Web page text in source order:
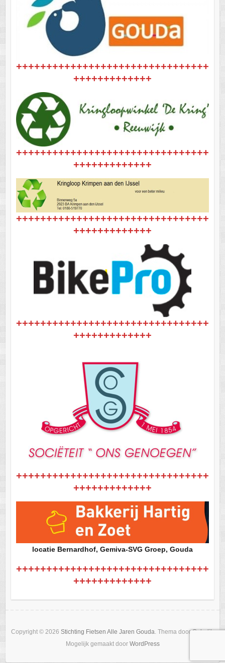
++++++++++++++++++++++++++++++++
+++++++++++++
++++++++++++++++++++++++++++++++
+++++++++++++
++++++++++++++++++++++++++++++++
+++++++++++++
++++++++++++++++++++++++++++++++
+++++++++++++
++++++++++++++++++++++++++++++++
+++++++++++++
locatie Bernardhof, Gemiva-SVG Groep, Gouda
++++++++++++++++++++++++++++++++
+++++++++++++
Copyright © 2026 Stichting Fietsen Alle Jaren Gouda . Thema doorColorlib
Mogelijk gemaakt door WordPress